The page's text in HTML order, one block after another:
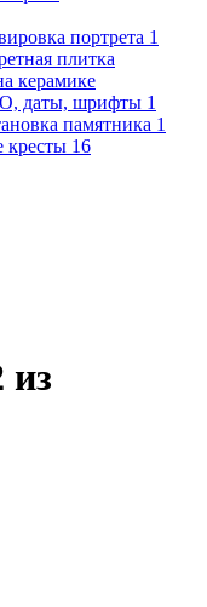
портрета 1
плитка
керамике
даты, шрифты 1
памятника 1
кресты 16